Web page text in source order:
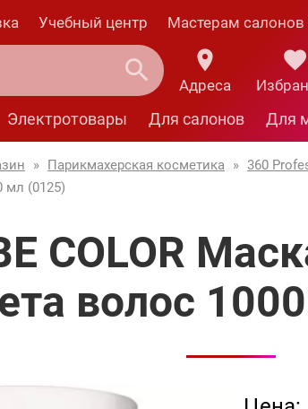
Учебный центр Мастерам салонов
Адреса
Электротовары Для салонов Для
» Парикмахерская косметика » 360
мл (0125)
COLOR
волос